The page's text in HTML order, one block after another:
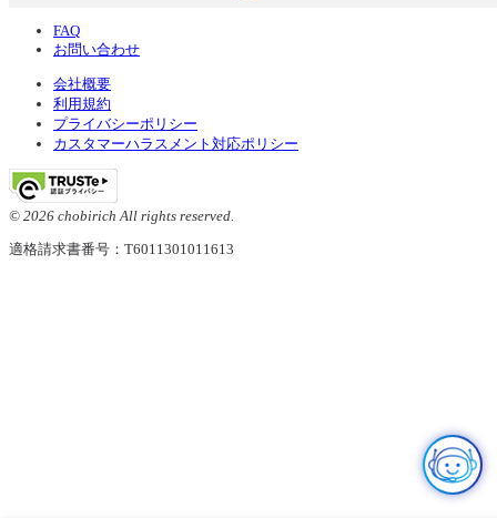
FAQ
お問い合わせ
会社概要
利用規約
プライバシーポリシー
カスタマーハラスメント対応ポリシー
© 2026 chobirich All rights reserved.
適格請求書番号：T6011301011613